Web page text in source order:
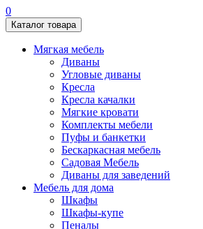
0
Каталог товара
Мягкая мебель
Диваны
Угловые диваны
Кресла
Кресла качалки
Мягкие кровати
Комплекты мебели
Пуфы и банкетки
Бескаркасная мебель
Садовая Мебель
Диваны для заведений
Мебель для дома
Шкафы
Шкафы-купе
Пеналы